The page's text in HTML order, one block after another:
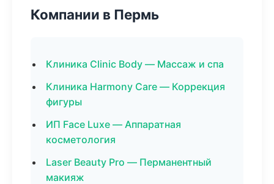
Компании в Пермь
Клиника Clinic Body — Массаж и спа
Клиника Harmony Care — Коррекция
фигуры
ИП Face Luxe — Аппаратная
косметология
Laser Beauty Pro — Перманентный
макияж